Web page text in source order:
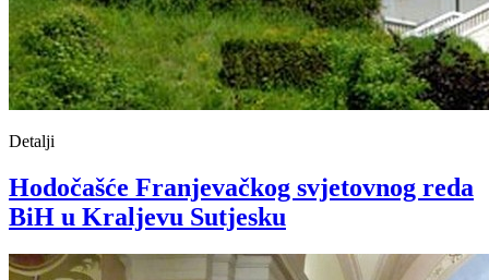
Detalji
Hodočašće Franjevačkog svjetovnog reda
BiH u Kraljevu Sutjesku